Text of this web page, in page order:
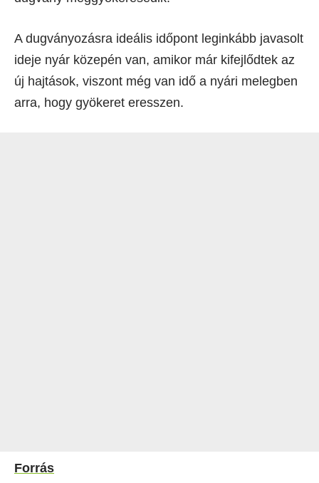
A dugványozásra ideális időpont leginkább javasolt
ideje nyár közepén van, amikor már kifejlődtek az
új hajtások, viszont még van idő a nyári melegben
arra, hogy gyökeret eresszen.
Forrás